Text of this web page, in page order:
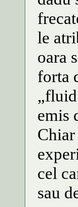
le
oara
forta
emis
cel
sau